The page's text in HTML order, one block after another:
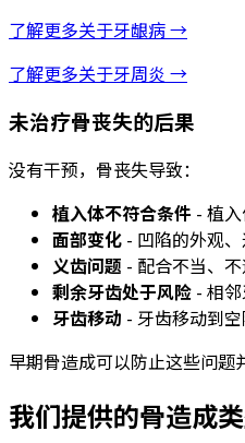
了解更多关于牙龈病 →
了解更多关于牙周炎 →
未治疗骨丧失的后果
没有干预，骨丧失导致：
植入体不符合条件 - 植
面部变化 - 凹陷的外观
义齿问题 - 配合不当、
剩余牙齿处于风险 - 相
牙齿移动 - 牙齿移动到
早期骨造成可以防止这些问题
我们提供的骨造成